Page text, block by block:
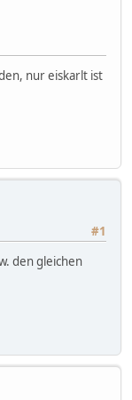
nur eiskarlt ist
#1
den gleichen